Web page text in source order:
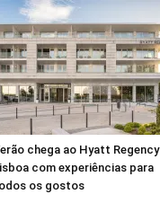
chega ao Hyatt Regency
com experiências para
os gostos